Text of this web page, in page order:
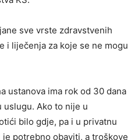
sve vrste zdravstvenih
i liječenja za koje se ne mogu
ustanova ima rok od 30 dana
Ako to nije u
bilo gdje, pa i u privatnu
potrebno obaviti, a troškove